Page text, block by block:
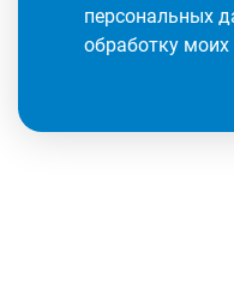
персональных
обработку